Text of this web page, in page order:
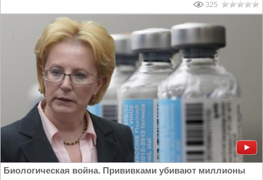
325
Биологическая война. Прививками убивают миллионы